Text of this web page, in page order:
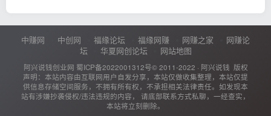
中赚网 中创网 福缘论坛 福缘网赚 网赚之家
网赚论
坛
华夏网创论坛 网站地图
阿兴说钱创业网 蜀ICP备2022001312号© 2011-2022 · 阿兴说钱 版权
声明：本站内容由互联网用户自发分享，本站仅做收集整理，本站仅提
供信息存储空间服务，不拥有所有权，不承担相关法律责任。如发现本
站有涉嫌抄袭侵权/违法违规的内容， 请底部联系方式私聊，一经查实，
本站将立刻删除。